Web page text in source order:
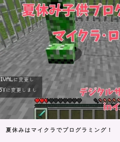
夏休みはマイクラでプログラミング！